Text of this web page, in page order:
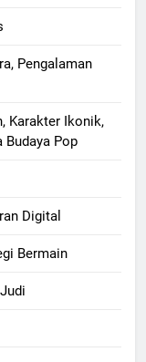
Pengalaman
Karakter Ikonik,
Budaya Pop
Digital
Bermain